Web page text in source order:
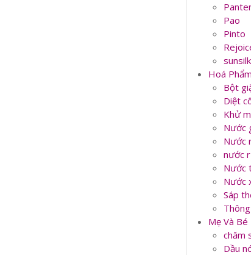
Pao
Pinto
sunsilk
Hoá Phẩm
Bột
Diệt
Khử
Nước
Nước
nước
Nước
Nước
Sáp
Mẹ Và Bé
chăm
Dầu